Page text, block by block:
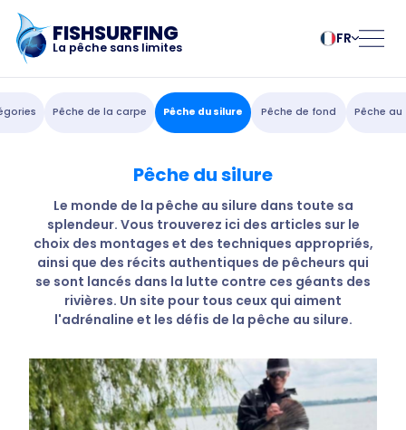
FISHSURFING
La pêche sans limites
FR
български
Čeština
Deutsch
English
Español
Français
Italiano
Magyar
Nederlands
Norsk
Pусский
Slovenčina
Suomalainen
Svenska
Türk
Українська
Blog
À propos de
Fishsurfing
Pêche de la carpe Pêche du silure Pêche de fond Pêche
Pêche du silure
Le monde de la pêche au silure dans toute sa
splendeur. Vous trouverez ici des articles sur le
choix des montages et des techniques appropriés,
ainsi que des récits authentiques de pêcheurs qui
se sont lancés dans la lutte contre ces géants des
rivières. Un site pour tous ceux qui aiment
l'adrénaline et les défis de la pêche au silure.